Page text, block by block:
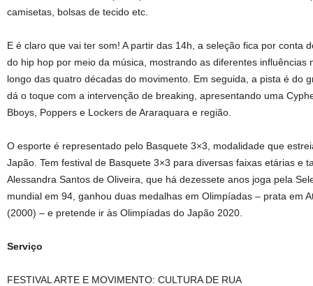
camisetas, bolsas de tecido etc.
E é claro que vai ter som! A partir das 14h, a seleção fica por conta
do hip hop por meio da música, mostrando as diferentes influências
longo das quatro décadas do movimento. Em seguida, a pista é do
dá o toque com a intervenção de breaking, apresentando uma
Bboys, Poppers e Lockers de Araraquara e região.
O esporte é representado pelo Basquete 3×3, modalidade que
Japão. Tem festival de Basquete 3×3 para diversas faixas etárias e
Alessandra Santos de Oliveira, que há dezessete anos joga pela
mundial em 94, ganhou duas medalhas em Olimpíadas – prata em
(2000) – e pretende ir às Olimpíadas do Japão 2020.
Serviço
FESTIVAL ARTE E MOVIMENTO: CULTURA DE RUA